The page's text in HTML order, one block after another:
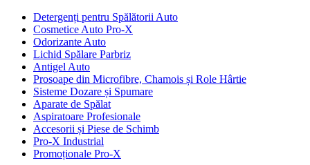
Detergenți pentru Spălătorii Auto
Cosmetice Auto Pro-X
Odorizante Auto
Lichid Spălare Parbriz
Antigel Auto
Prosoape din Microfibre, Chamois și Role Hârtie
Sisteme Dozare și Spumare
Aparate de Spălat
Aspiratoare Profesionale
Accesorii și Piese de Schimb
Pro-X Industrial
Promoționale Pro-X